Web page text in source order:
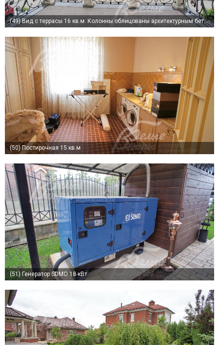
(49)Вид с террасы 16 кв.м. Колонны облицованы архитектурным бетоном
(50)Постирочная 15 кв.м
(51)Генератор SDMO 18 кВт